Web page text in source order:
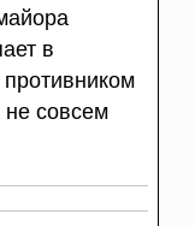
в
не совсем